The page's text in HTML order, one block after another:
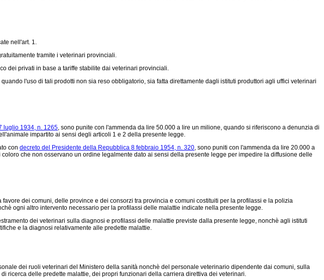
nell'art. 1.
tramite i veterinari provinciali.
dei privati in base a tariffe stabilite dai veterinari provinciali.
l'uso di tali prodotti non sia reso obbligatorio, sia fatta direttamente dagli istituti produttori agli uffici veterinari
luglio 1934, n. 1265, sono punite con l'ammenda da lire 50.000 a lire un milione, quando si riferiscono a denunzia di
impartito ai sensi degli articoli 1 e 2 della presente legge.
con decreto del Presidente della Repubblica 8 febbraio 1954, n. 320, sono puniti con l'ammenda da lire 20.000 a
che non osservano un ordine legalmente dato ai sensi della presente legge per impedire la diffusione delle
dei comuni, delle province e dei consorzi tra provincia e comuni costituiti per la profilassi e la polizia
ogni altro intervento necessario per la profilassi delle malattie indicate nella presente legge.
dei veterinari sulla diagnosi e profilassi delle malattie previste dalla presente legge, nonchè agli istituti
e la diagnosi relativamente alle predette malattie.
dei ruoli veterinari del Ministero della sanità nonchè del personale veterinario dipendente dai comuni, sulla
ricerca delle predette malattie, dei propri funzionari della carriera direttiva dei veterinari.